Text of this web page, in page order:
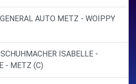
AUTO METZ - WOIPPY
ISABELLE -
- METZ (C)